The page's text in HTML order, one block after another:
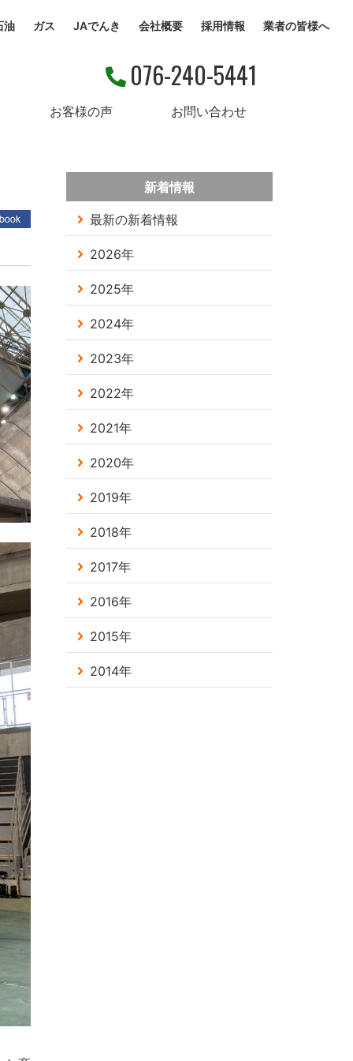
油 ガス JAでんき 会社概要 採用情報 業者の皆様へ
076-240-5441
お客様の声 お問い合わせ
新着情報
最新の新着情報
2026年
2025年
2024年
2023年
2022年
2021年
2020年
2019年
2018年
2017年
2016年
2015年
2014年